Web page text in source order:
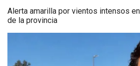
Alerta amarilla por vientos intensos
de la provincia